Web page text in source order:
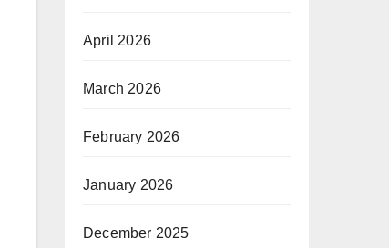
April 2026
March 2026
February 2026
January 2026
December 2025